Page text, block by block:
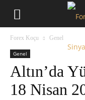
Forex Koçu Genel
Genel
Altın’da
18 Nisan